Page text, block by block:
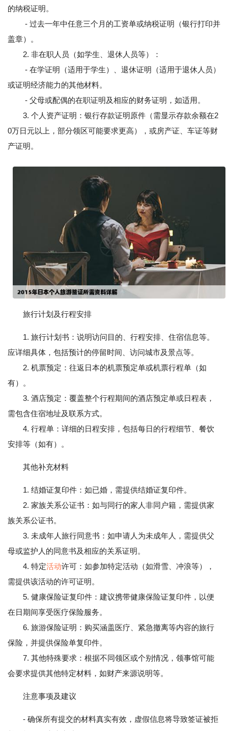
的纳税证明。
- 过去一年中任意三个月的工资单或纳税证明（银行打印并
盖章）。
2. 非在职人员（如学生、退休人员等）：
- 在学证明（适用于学生）、退休证明（适用于退休人员）
或证明经济能力的其他材料。
- 父母或配偶的在职证明及相应的财务证明，如适用。
3. 个人资产证明：银行存款证明原件（需显示存款余额在2
0万日元以上，部分领区可能要求更高），或房产证、车证等财
产证明。
旅行计划及行程安排
1. 旅行计划书：说明访问目的、行程安排、住宿信息等。
应详细具体，包括预计的停留时间、访问城市及景点等。
2. 机票预定：往返日本的机票预定单或机票行程单（如
有）。
3. 酒店预定：覆盖整个行程期间的酒店预定单或日程表，
需包含住宿地址及联系方式。
4. 行程单：详细的日程安排，包括每日的行程细节、餐饮
安排等（如有）。
其他补充材料
1. 结婚证复印件：如已婚，需提供结婚证复印件。
2. 家族关系公证书：如与同行的家人非同户籍，需提供家
族关系公证书。
3. 未成年人旅行同意书：如申请人为未成年人，需提供父
母或监护人的同意书及相应的关系证明。
4. 特定活动许可：如参加特定活动（如滑雪、冲浪等），
需提供该活动的许可证明。
5. 健康保险证复印件：建议携带健康保险证复印件，以便
在日期间享受医疗保险服务。
6. 旅游保险证明：购买涵盖医疗、紧急撤离等内容的旅行
保险，并提供保险单复印件。
7. 其他特殊要求：根据不同领区或个别情况，领事馆可能
会要求提供其他特定材料，如财产来源说明等。
注意事项及建议
- 确保所有提交的材料真实有效，虚假信息将导致签证被拒